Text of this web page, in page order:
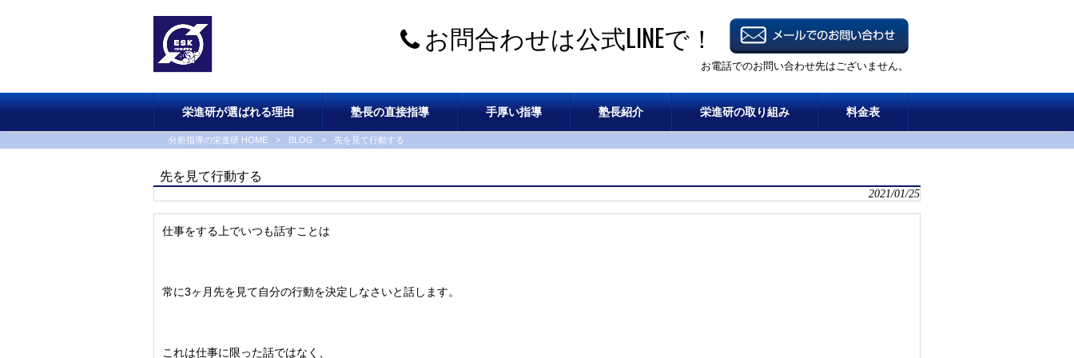
お問合わせは公式LINEで！
お電話でのお問い合わせ先はございません。
栄進研が選ばれる理由 塾長の直接指導 手厚い指導 塾長紹介 栄進研の取り組み 料金表
分析指導の栄進研 HOME > BLOG > 先を見て行動する
先を見て行動する
2021/01/25
仕事をする上でいつも話すことは
常に3ヶ月先を見て自分の行動を決定しなさいと話します。
これは仕事に限った話ではなく、